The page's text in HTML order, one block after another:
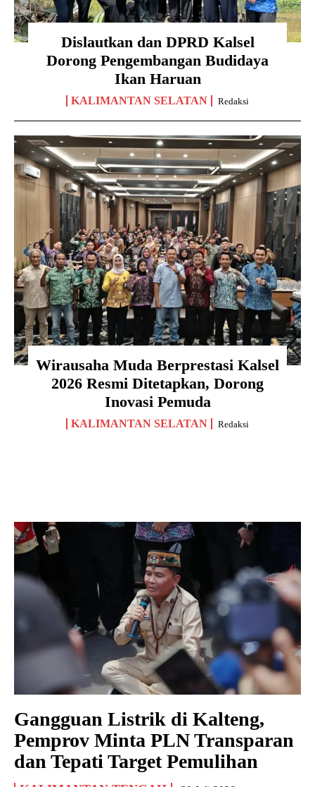
Dislautkan dan DPRD Kalsel
Dorong Pengembangan Budidaya
Ikan Haruan
KALIMANTAN SELATAN Redaksi
Wirausaha Muda Berprestasi Kalsel
2026 Resmi Ditetapkan, Dorong
Inovasi Pemuda
KALIMANTAN SELATAN Redaksi
Gangguan Listrik di Kalteng,
Pemprov Minta PLN Transparan
dan Tepati Target Pemulihan